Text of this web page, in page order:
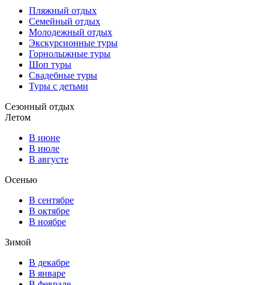
Пляжный отдых
Семейный отдых
Молодежный отдых
Экскурсионные туры
Горнолыжные туры
Шоп туры
Свадебные туры
Туры с детьми
Сезонный отдых
Летом
В июне
В июле
В августе
Осенью
В сентябре
В октябре
В ноябре
Зимой
В декабре
В январе